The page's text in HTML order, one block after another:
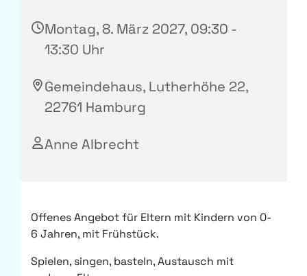
Montag, 8. März 2027, 09:30 -
13:30 Uhr
Gemeindehaus, Lutherhöhe 22,
22761 Hamburg
Anne Albrecht
Offenes Angebot für Eltern mit Kindern von 0-
6 Jahren, mit Frühstück.
Spielen, singen, basteln, Austausch mit